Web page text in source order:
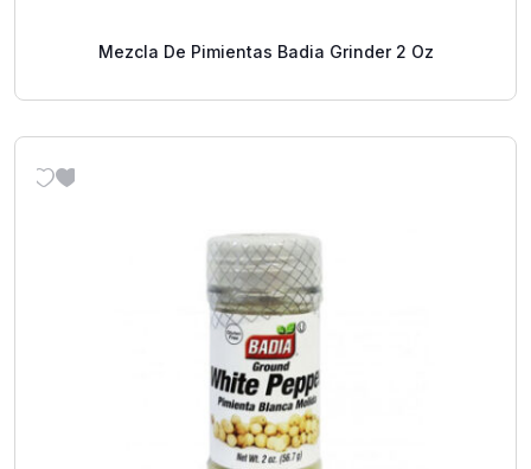
Mezcla De Pimientas Badia Grinder 2 Oz